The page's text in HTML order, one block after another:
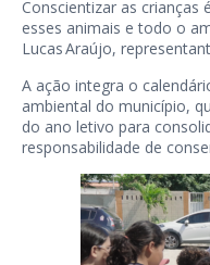
Conscientizar as
esses animais e todo o
Lucas Araújo,
A ação integra o
ambiental do município,
do ano letivo para
responsabilidade de